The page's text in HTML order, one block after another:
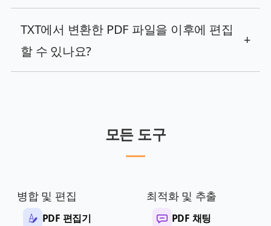
TXT에서 변환한 PDF 파일을 이후에 편집
할 수 있나요?
+
모든 도구
병합 및 편집
PDF 편집기
최적화 및 추출
PDF 채팅